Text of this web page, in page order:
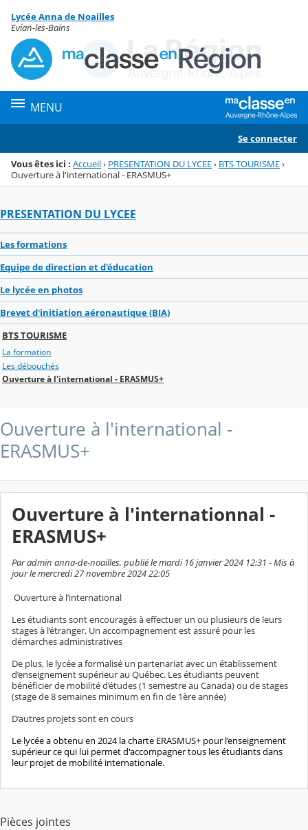
Menu de la rubrique
Contenu
Lycée Anna de Noailles
Evian-les-Bains
MENU
Se connecter
Vous êtes ici : Accueil› PRESENTATION DU LYCEE› BTS TOURISME›
Ouverture à l'international - ERASMUS+
PRESENTATION DU LYCEE
Les formations
Equipe de direction et d'éducation
Le lycée en photos
Brevet d'initiation aéronautique (BIA)
BTS TOURISME
La formation
Les débouchés
Ouverture à l'international - ERASMUS+
Ouverture à l'international -
ERASMUS+
Ouverture à l'internationnal -
ERASMUS+
Par admin anna-de-noailles, publié le mardi 16 janvier 2024 12:31 - Mis à
jour le mercredi 27 novembre 2024 22:05
Ouverture à l’international
Les étudiants sont encouragés à effectuer un ou plusieurs de leurs
stages à l’étranger. Un accompagnement est assuré pour les
démarches administratives
De plus, le lycée a formalisé un partenariat avec un établissement
d’enseignement supérieur au Québec. Les étudiants peuvent
bénéficier de mobilité d’études (1 semestre au Canada) ou de stages
(stage de 8 semaines minimum en fin de 1ère année)
D’autres projets sont en cours
Le lycée a obtenu en 2024 la charte ERASMUS+ pour l’enseignement
supérieur ce qui lui permet d'accompagner tous les étudiants dans
leur projet de mobilité internationale.
Pièces jointes